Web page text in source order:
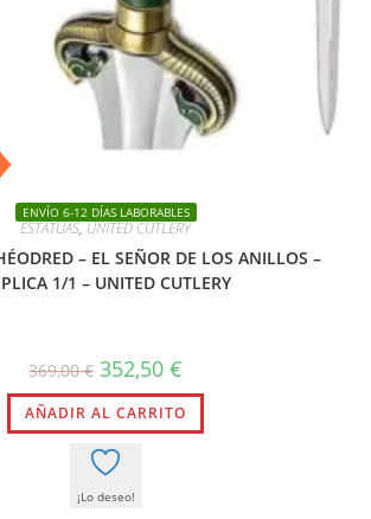
ENVÍO 6-12 DÍAS LABORABLES
ESTATUAS,UNITED CUTLERY
– EL SEÑOR DE LOS ANILLOS –
1/1 – UNITED CUTLERY
369,00€ El
precio
original
era:
369,00 €.
352,50 €
actual
es:
352,50 €.
AÑADIR AL CARRITO
¡Lo deseo!